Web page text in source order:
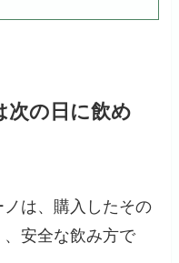
次の日に飲め
は、購入したその
安全な飲み方で